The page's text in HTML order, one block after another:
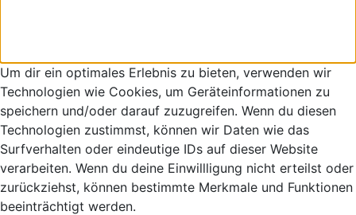
Um dir ein optimales Erlebnis zu bieten, verwenden wir
Technologien wie Cookies, um Geräteinformationen zu
speichern und/oder darauf zuzugreifen. Wenn du diesen
Technologien zustimmst, können wir Daten wie das
Surfverhalten oder eindeutige IDs auf dieser Website
verarbeiten. Wenn du deine Einwillligung nicht erteilst oder
zurückziehst, können bestimmte Merkmale und Funktionen
beeinträchtigt werden.